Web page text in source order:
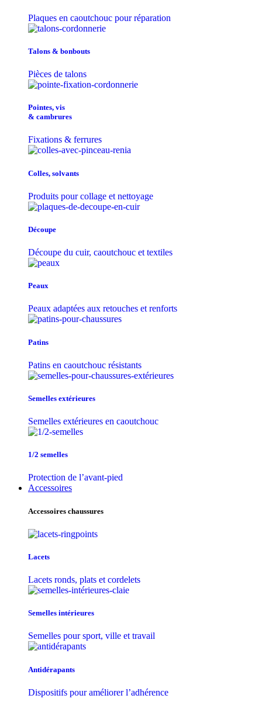
Plaques en caoutchouc pour réparation
Talons & bonbouts
Pièces de talons
Pointes, vis
& cambrures
Fixations & ferrures
Colles, solvants
Produits pour collage et nettoyage
Découpe
Découpe du cuir, caoutchouc et textiles
Peaux
Peaux adaptées aux retouches et renforts
Patins
Patins en caoutchouc résistants
Semelles extérieures
Semelles extérieures en caoutchouc
1/2 semelles
Protection de l’avant-pied
Accessoires
Accessoires chaussures
Lacets
Lacets ronds, plats et cordelets
Semelles intérieures
Semelles pour sport, ville et travail
Antidérapants
Dispositifs pour améliorer l’adhérence